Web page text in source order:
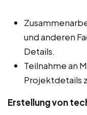
und anderen
Details.
Teilnahme an
Projektdetails
Erstellung von